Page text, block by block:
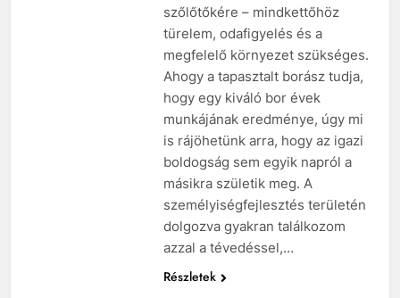
szőlőtőkére – mindkettőhöz
türelem, odafigyelés és a
megfelelő környezet szükséges.
Ahogy a tapasztalt borász tudja,
hogy egy kiváló bor évek
munkájának eredménye, úgy mi
is rájöhetünk arra, hogy az igazi
boldogság sem egyik napról a
másikra születik meg. A
személyiségfejlesztés területén
dolgozva gyakran találkozom
azzal a tévedéssel,…
Részletek